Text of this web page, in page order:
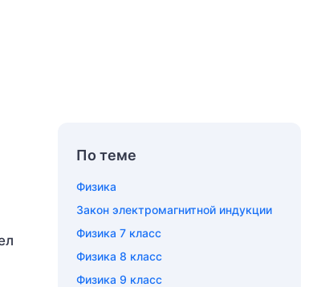
По теме
Физика
Закон электромагнитной индукции
Физика 7 класс
Физика 8 класс
Физика 9 класс